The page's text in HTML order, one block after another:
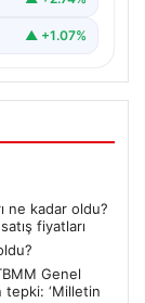
▲ +1.07%
ne kadar oldu?
fiyatları
Genel
tepki: ‘Milletin